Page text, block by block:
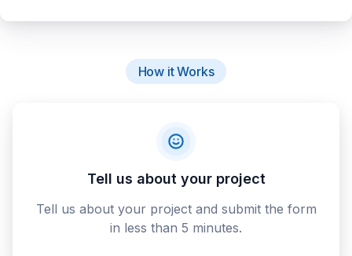
How it Works
Tell us about your project
Tell us about your project and submit the form
in less than 5 minutes.